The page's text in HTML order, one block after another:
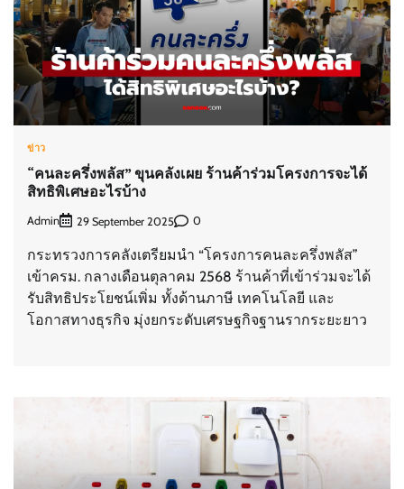
ข่าว
“คนละครึ่งพลัส” ขุนคลังเผย ร้านค้าร่วมโครงการจะได้
สิทธิพิเศษอะไรบ้าง
Admin 29 September 2025 0
กระทรวงการคลังเตรียมนำ “โครงการคนละครึ่งพลัส”
เข้าครม. กลางเดือนตุลาคม 2568 ร้านค้าที่เข้าร่วมจะได้
รับสิทธิประโยชน์เพิ่ม ทั้งด้านภาษี เทคโนโลยี และ
โอกาสทางธุรกิจ มุ่งยกระดับเศรษฐกิจฐานรากระยะยาว